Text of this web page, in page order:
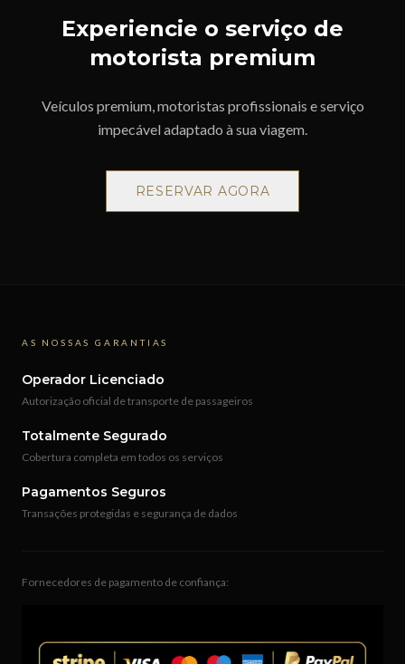
Experiencie o serviço de
motorista premium
Veículos premium, motoristas profissionais e serviço
impecável adaptado à sua viagem.
RESERVAR AGORA
AS NOSSAS GARANTIAS
Operador Licenciado
Autorização oficial de transporte de passageiros
Totalmente Segurado
Cobertura completa em todos os serviços
Pagamentos Seguros
Transações protegidas e segurança de dados
Fornecedores de pagamento de confiança: